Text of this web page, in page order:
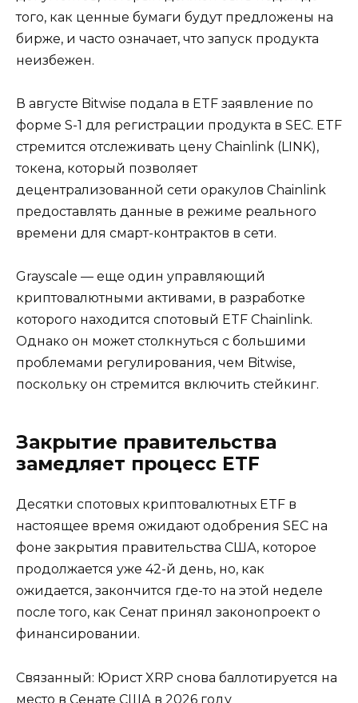
того, как ценные бумаги будут предложены на
бирже, и часто означает, что запуск продукта
неизбежен.
В августе Bitwise подала в ETF заявление по
форме S-1 для регистрации продукта в SEC. ETF
стремится отслеживать цену Chainlink (LINK),
токена, который позволяет
децентрализованной сети оракулов Chainlink
предоставлять данные в режиме реального
времени для смарт-контрактов в сети.
Grayscale — еще один управляющий
криптовалютными активами, в разработке
которого находится спотовый ETF Chainlink.
Однако он может столкнуться с большими
проблемами регулирования, чем Bitwise,
поскольку он стремится включить стейкинг.
Закрытие правительства
замедляет процесс ETF
Десятки спотовых криптовалютных ETF в
настоящее время ожидают одобрения SEC на
фоне закрытия правительства США, которое
продолжается уже 42-й день, но, как
ожидается, закончится где-то на этой неделе
после того, как Сенат принял законопроект о
финансировании.
Связанный: Юрист XRP снова баллотируется на
место в Сенате США в 2026 году